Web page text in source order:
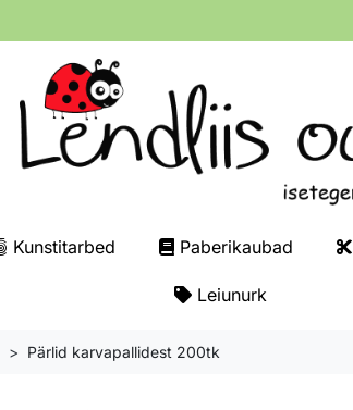
Kunstitarbed Paberikaubad
Leiunurk
Pärlid karvapallidest 200tk